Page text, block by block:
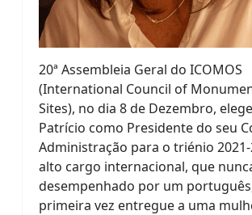
20ª Assembleia Geral do ICOMOS
(International Council of
Sites), no dia 8 de Dezembro,
Patrício como Presidente do seu
Administração para o triénio 2021-
alto cargo internacional, que
desempenhado por um
primeira vez entregue a uma